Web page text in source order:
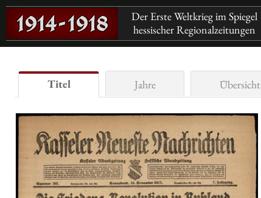
Der Erste Weltkrieg im Spiegel
hessischer Regionalzeitungen
Titel Jahre Übersicht